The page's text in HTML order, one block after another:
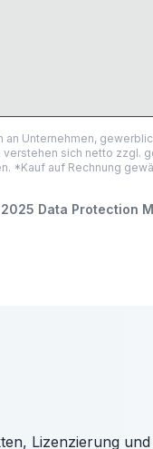
Unternehmen,
sich netto zzgl.
*Kauf auf Rechnung
Data Protection
Lizenzierung und